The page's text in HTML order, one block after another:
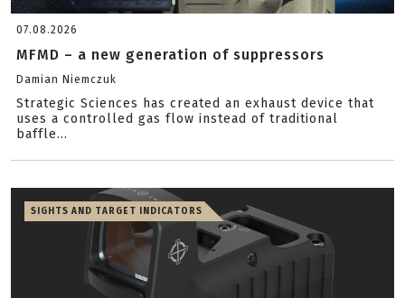
07.08.2026
MFMD – a new generation of suppressors
Damian Niemczuk
Strategic Sciences has created an exhaust device that
uses a controlled gas flow instead of traditional
baffle...
SIGHTS AND TARGET INDICATORS